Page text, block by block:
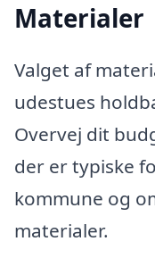
Materialer
Valget af
udestues
Overvej dit
der er typiske
kommune og
materialer.